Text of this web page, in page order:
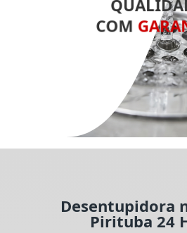
COM
Desentupidora
Pirituba 24